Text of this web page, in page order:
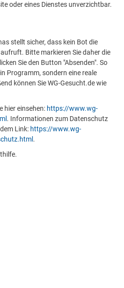
oder eines Dienstes unverzichtbar.
stellt sicher, dass kein Bot die
Bitte markieren Sie daher die
Sie den Button "Absenden". So
Programm, sondern eine reale
können Sie WG-Gesucht.de wie
hier einsehen: https://www.wg-
. Informationen zum Datenschutz
Link: https://www.wg-
.